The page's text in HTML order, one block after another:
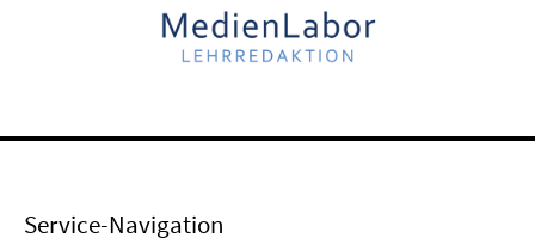
Service-Navigation